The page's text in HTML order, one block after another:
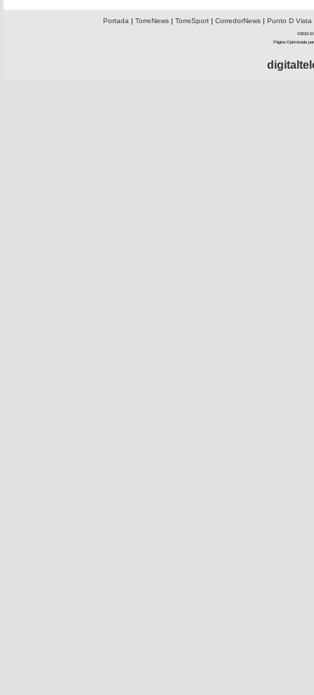
Portada | TorreNews| TorreSport| CorredorNews| Punto D Vista
©2010 El
Página Optimizada